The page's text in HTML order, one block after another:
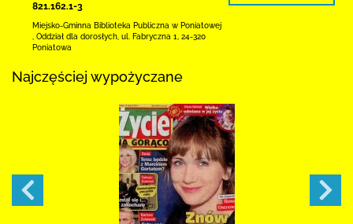
821.162.1-3
Miejsko-Gminna Biblioteka Publiczna w Poniatowej
Oddział dla dorosłych, ul. Fabryczna 1
24-320
Poniatowa
Najczęściej wypożyczane